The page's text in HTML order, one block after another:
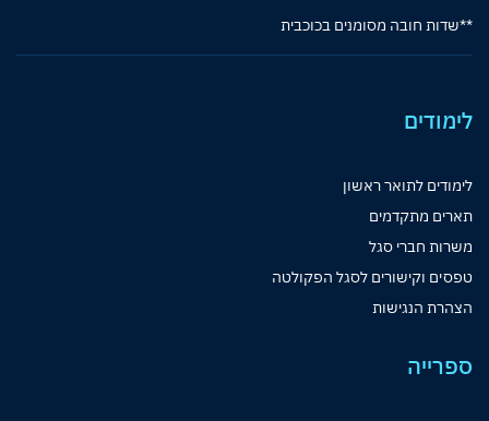
**שדות חובה מסומנים בכוכבית
לימודים
לימודים לתואר ראשון
תארים מתקדמים
משרות חברי סגל
טפסים וקישורים לסגל הפקולטה
הצהרת הנגישות
ספרייה